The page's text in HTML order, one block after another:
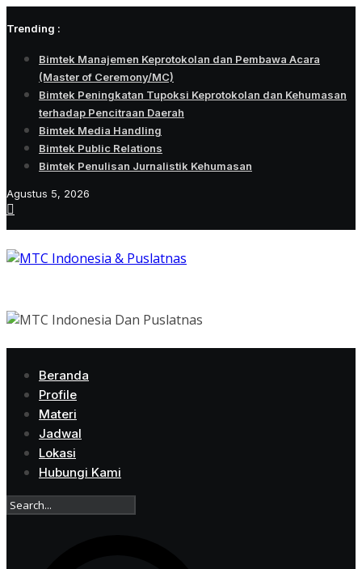
to
Trending :
Bimtek Manajemen Keprotokolan dan Pembawa Acara
(Master of Ceremony/MC)
Bimtek Peningkatan Tupoksi Keprotokolan dan Kehumasan
terhadap Pencitraan Daerah
Bimtek Media Handling
Bimtek Public Relations
Bimtek Penulisan Jurnalistik Kehumasan
Agustus 5, 2026
Beranda
Profile
Materi
Jadwal
Lokasi
Hubungi Kami